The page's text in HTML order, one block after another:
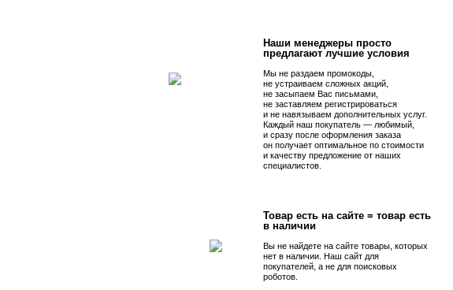
Наши менеджеры просто
предлагают лучшие условия
Мы не раздаем промокоды,
не устраиваем сложных акций,
не засыпаем Вас письмами,
не заставляем регистрироваться
и не навязываем дополнительных услуг.
Каждый наш покупатель — любимый,
и сразу после оформления заказа
он получает оптимальное по стоимости
и качеству предложение от наших
специалистов.
Товар есть на сайте = товар есть
в наличии
Вы не найдете на сайте товары, которых
нет в наличии. Наш сайт для
покупателей, а не для поисковых
роботов.